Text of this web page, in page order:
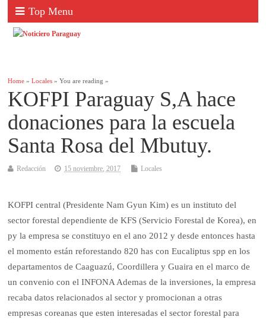
Top Menu
Home »Locales » You are reading »
KOFPI Paraguay S,A hace
donaciones para la escuela
Santa Rosa del Mbutuy.
Redacción 15 noviembre, 2017 Locales
KOFPI central (Presidente Nam Gyun Kim) es un instituto del
sector forestal dependiente de KFS (Servicio Forestal de Korea), en
py la empresa se constituyo en el ano 2012 y desde entonces hasta
el momento están reforestando 820 has con Eucaliptus spp en los
departamentos de Caaguazú, Coordillera y Guaira en el marco de
un convenio con el INFONA Ademas de la inversiones, la empresa
recaba datos relacionados al sector y promocionan a otras
empresas coreanas que esten interesadas el sector forestal para